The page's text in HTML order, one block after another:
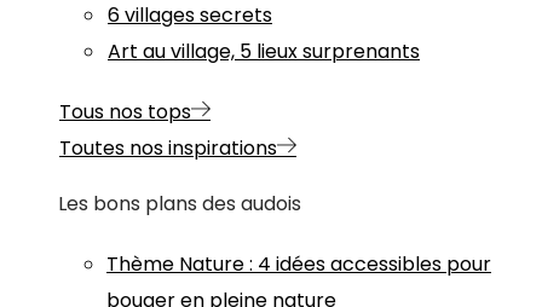
6 villages secrets
Art au village, 5 lieux surprenants
Tous nos tops
Toutes nos inspirations
Les bons plans des audois
Thème Nature: 4 idées accessibles pour
bouger en pleine nature